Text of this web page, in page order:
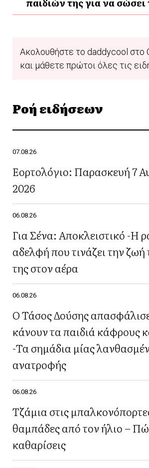
Ακολουθήστε το daddycool στο
και μάθετε πρώτοι όλες τις
Ροή ειδήσεων
07.08.26
Εορτολόγιο: Παρασκευή 7
2026
06.08.26
Για Σένα: Αποκλειστικό -Η
αδελφή που τινάζει την
της στον αέρα
06.08.26
Ο Τάσος Δούσης
κάνουν τα παιδιά κάφρους
-Τα σημάδια μίας
ανατροφής
06.08.26
Τζάμια στις
θαμπάδες από τον ήλιο –
καθαρίσεις